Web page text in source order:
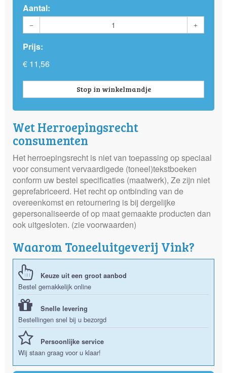
Aantal:
Prijs:
€ 11,56
Stop in winkelmandje
Wet Herroepingsrecht
consumenten
Het herroepingsrecht is niet van toepassing op speciaal
voor consument vervaardigede (toneel)tekstboeken
conform uw bestel specificaties (maatwerk), Ze zijn niet
geprefabriceerd. Het recht op ontbinding van de
overeenkomst en retournering is bij dergelijke
gepersonaliseerde of op maat gemaakte producten dan
ook uitgesloten. (zie voorwaarden)
Waarom Toneeluitgeverij Vink?
Keuze uit een groot aanbod
Bestel gemakkelijk online
Snelle levering
Bestellingen snel bij u bezorgd
Persoonlijke service
Wij staan graag voor u klaar!